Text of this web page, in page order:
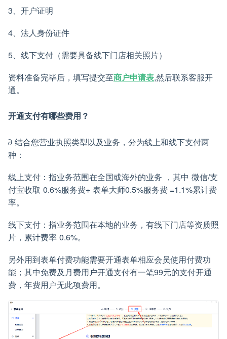
3、开户证明
4、法人身份证件
5、线下支付（需要具备线下门店相关照片）
资料准备完毕后，填写提交至商户申请表,然后联系客服开
通。
开通支付有哪些费用？
∂ 结合您营业执照类型以及业务，分为线上和线下支付两
种：
线上支付：指业务范围在全国或海外的业务 ，其中 微信/支
付宝收取 0.6%服务费+ 表单大师0.5%服务费 =1.1%累计费
率。
线下支付：指业务范围在本地的业务，有线下门店等资质照
片，累计费率 0.6%。
另外用到表单付费功能需要开通表单相应会员使用付费功
能；其中免费及月费用户开通支付有一笔99元的支付开通
费，年费用户无此项费用。